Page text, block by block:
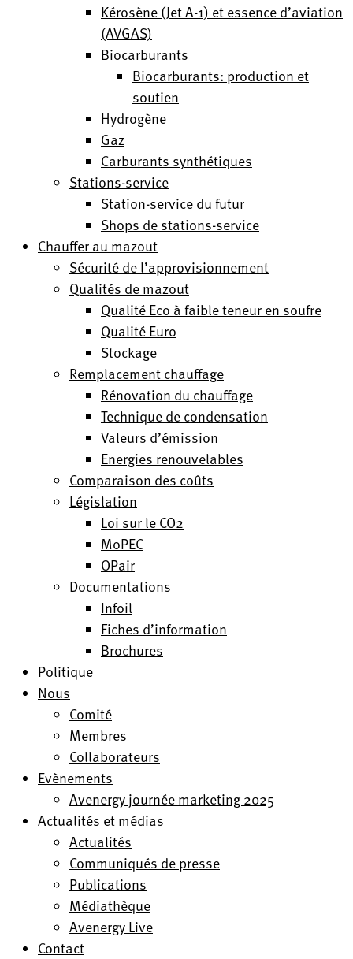
Kérosène (Jet A-1) et essence d’aviation
(AVGAS)
Biocarburants
Biocarburants: production et
soutien
Hydrogène
Gaz
Carburants synthétiques
Stations-service
Station-service du futur
Shops de stations-service
Chauffer au mazout
Sécurité de l’approvisionnement
Qualités de mazout
Qualité Eco à faible teneur en soufre
Qualité Euro
Stockage
Remplacement chauffage
Rénovation du chauffage
Technique de condensation
Valeurs d’émission
Energies renouvelables
Comparaison des coûts
Législation
Loi sur le CO2
MoPEC
OPair
Documentations
Infoil
Fiches d’information
Brochures
Politique
Nous
Comité
Membres
Collaborateurs
Evènements
Avenergy journée marketing 2025
Actualités et médias
Actualités
Communiqués de presse
Publications
Médiathèque
Avenergy Live
Contact